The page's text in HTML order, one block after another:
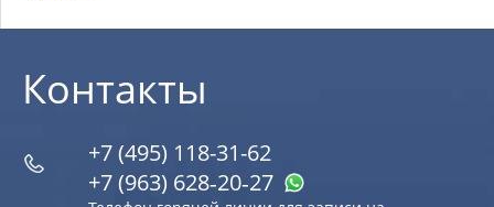
Контакты
+7 (495) 118-31-62
+7 (963) 628‑20‑27